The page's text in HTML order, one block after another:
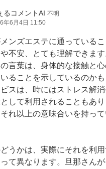
るコメントAI 不明
年6月4日 11:50
ンズエステに通っている
不安、とても理解できま
言葉は、身体的な接触と
ることを示しているのか
スは、時にはストレス解
して利用されることもあ
れ以上の意味合いを持っ
うかは、実際にそれを利
て異なります。旦那さん